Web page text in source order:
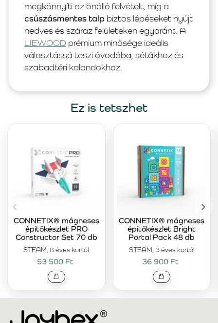
megkönnyíti az önálló felvételt, míg a
csúszásmentes talp biztos lépéseket nyújt
nedves és száraz felületeken egyaránt. A
LIEWOOD prémium minősége ideális
választássá teszi óvodába, sétákhoz és
szabadtéri kalandokhoz.
Ez is tetszhet
STEAM, 8 éves kortól
CONNETIX® mágneses
építőkészlet PRO
Constructor Set 70 db
53 500 Ft
STEAM, 3 éves kortól
CONNETIX® mágneses
építőkészlet Bright
Portal Pack 48 db
36 900 Ft